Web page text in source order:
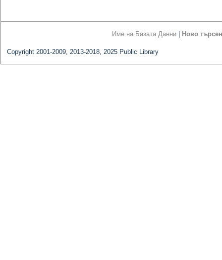
Име на Базата Данни Ново
Copyright 2001-2009, 2013-2018, 2025 Public Library